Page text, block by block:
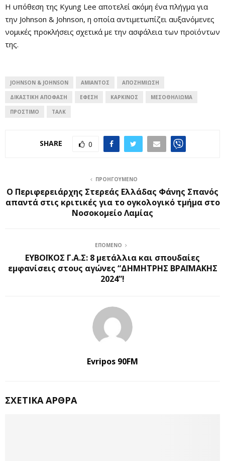
Η υπόθεση της Kyung Lee αποτελεί ακόμη ένα πλήγμα για
την Johnson & Johnson, η οποία αντιμετωπίζει αυξανόμενες
νομικές προκλήσεις σχετικά με την ασφάλεια των προϊόντων
της.
JOHNSON & JOHNSON ΑΜΊΑΝΤΟΣ ΑΠΟΖΗΜΊΩΣΗ
ΔΙΚΑΣΤΙΚΉ ΑΠΌΦΑΣΗ ΈΦΕΣΗ ΚΑΡΚΊΝΟΣ ΜΕΣΟΘΗΛΊΩΜΑ
ΠΡΟΣΤΙΜΟ ΤΑΛΚ
SHARE 0
ΠΡΟΗΓΟΎΜΕΝΟ
Ο Περιφερειάρχης Στερεάς Ελλάδας Φάνης Σπανός
απαντά στις κριτικές για το ογκολογικό τμήμα στο
Νοσοκομείο Λαμίας
ΕΠΌΜΕΝΟ
ΕΥΒΟΪΚΟΣ Γ.Α.Σ: 8 μετάλλια και σπουδαίες
εμφανίσεις στους αγώνες “ΔΗΜΗΤΡΗΣ ΒΡΑΪΜΑΚΗΣ
2024”!
Evripos 90FM
ΣΧΕΤΙΚΆ ΆΡΘΡΑ